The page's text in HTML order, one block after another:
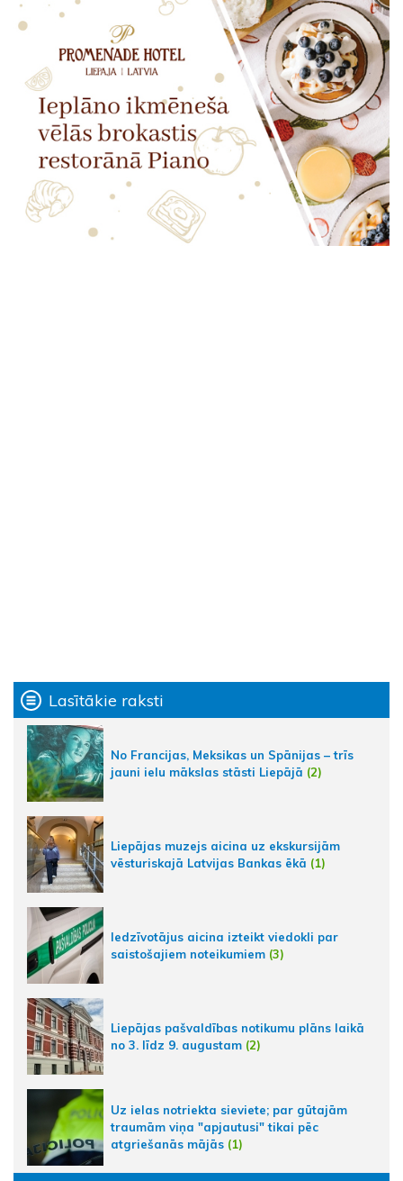
Lasītākie raksti
No Francijas, Meksikas un Spānijas – trīs
jauni ielu mākslas stāsti Liepājā (2)
Liepājas muzejs aicina uz ekskursijām
vēsturiskajā Latvijas Bankas ēkā (1)
Iedzīvotājus aicina izteikt viedokli par
saistošajiem noteikumiem (3)
Liepājas pašvaldības notikumu plāns laikā
no 3. līdz 9. augustam (2)
Uz ielas notriekta sieviete; par gūtajām
traumām viņa "apjautusi" tikai pēc
atgriešanās mājās (1)